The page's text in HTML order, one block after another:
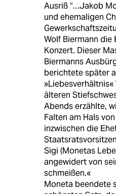
Ausriß “…Jakob
und ehemaligen
Wolf Biermann die
Konzert. Dieser
Biermanns
berichtete später
»Liebesverhältnis«
älteren
Abends erzählte,
Falten am Hals
inzwischen die
Sigi (Monetas
angewidert von
schmeißen.«
Moneta beendete